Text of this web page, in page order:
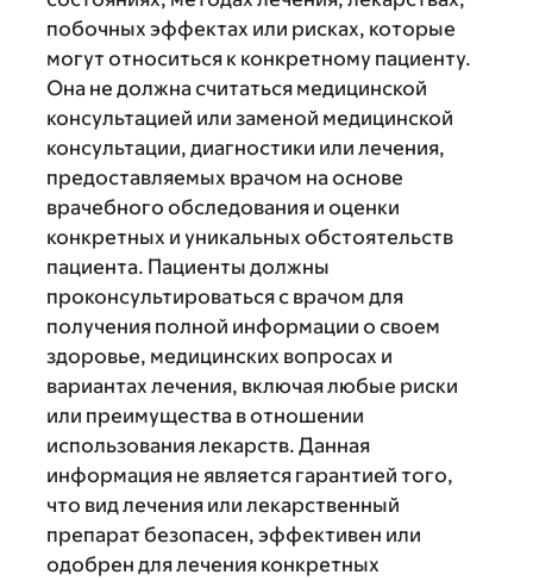
побочных эффектах или рисках, которые
могут относиться к конкретному пациенту.
Она не должна считаться медицинской
консультацией или заменой медицинской
консультации, диагностики или лечения,
предоставляемых врачом на основе
врачебного обследования и оценки
конкретных и уникальных обстоятельств
пациента. Пациенты должны
проконсультироваться с врачом для
получения полной информации о своем
здоровье, медицинских вопросах и
вариантах лечения, включая любые риски
или преимущества в отношении
использования лекарств. Данная
информация не является гарантией того,
что вид лечения или лекарственный
препарат безопасен, эффективен или
одобрен для лечения конкретных